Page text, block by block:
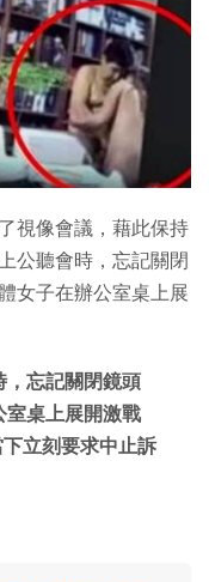
視像會議，藉此保持
公聽會時，忘記關閉
女子在辦公室桌上展
，忘記關閉鏡頭
室桌上展開激戰
立刻要求中止訴